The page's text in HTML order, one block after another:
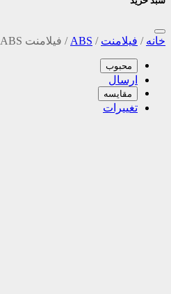
خانه / فیلامنت /
ABS
/ فیلامنت ABS زبرا صورتی
محبوب
ارسال
مقایسه
تغییرات